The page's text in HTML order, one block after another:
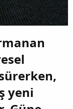
yeni